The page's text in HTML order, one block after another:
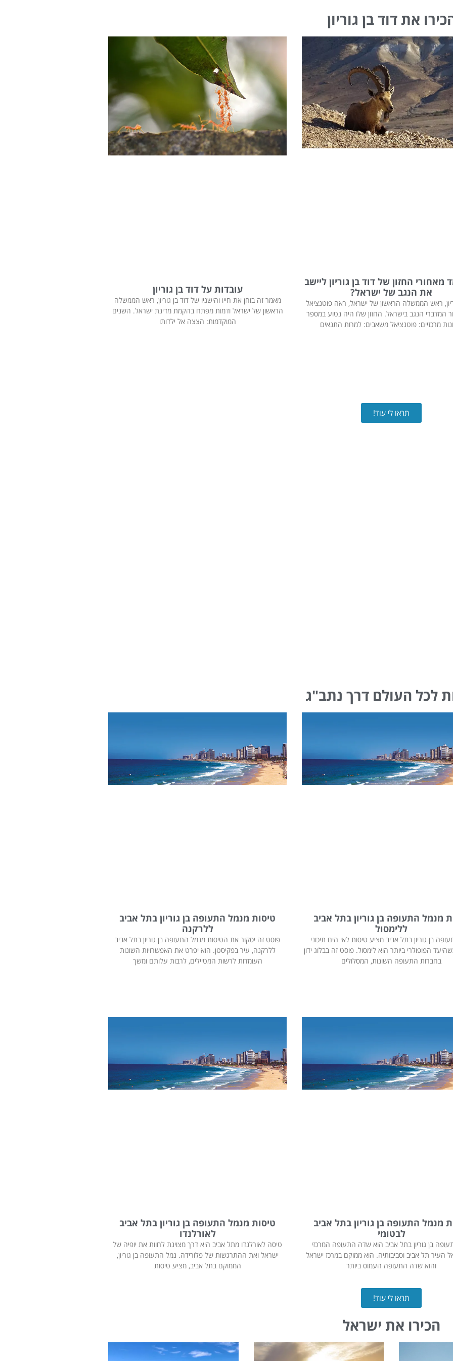
את דוד בן גוריון
החזון של דוד בן גוריון ליישב
את הנגב של ישראל?
ראש הממשלה הראשון של ישראל, ראה פוטנציאל
המדברי הנגב בישראל. החזון שלו היה נטוע במספר
מרכזיים: פוטנציאל משאבים: למרות התנאים
עובדות על דוד בן גוריון
מאמר זה בוחן את חייו והישגיו של דוד בן גוריון, ראש הממשלה
הראשון של ישראל ודמות מפתח בהקמת מדינת ישראל. השנים
המוקדמות: הצצה אל ילדותו
תראו לי עוד!
לכל העולם דרך נתב"ג
מנמל התעופה בן גוריון בתל אביב
ללימסול
בן גוריון בתל אביב מציע טיסות לאי הים תיכוני
הפופולרי ביותר הוא לימסול. פוסט זה בבלוג ידון
בחברות התעופה השונות, המסלולים
טיסות מנמל התעופה בן גוריון בתל אביב
ללרקנה
פוסט זה יסקור את הטיסות מנמל התעופה בן גוריון בתל אביב
ללרקנה, עיר בפקיסטן. הוא יפרט את האפשרויות השונות
העומדות לרשות המטיילים, לרבות עלותם ומשך
מנמל התעופה בן גוריון בתל אביב
לבטומי
בן גוריון בתל אביב הוא שדה התעופה המרכזי
העיר תל אביב וסביבותיה. הוא ממוקם במרכז ישראל
והוא שדה התעופה העמוס ביותר
טיסות מנמל התעופה בן גוריון בתל אביב
לאורלנדו
טיסה לאורלנדו מתל אביב היא דרך מצוינת לחוות את יופיה של
ישראל ואת ההתרגשות של פלורידה. נמל התעופה בן גוריון,
הממוקם בתל אביב, מציע טיסות
תראו לי עוד!
הכירו את ישראל